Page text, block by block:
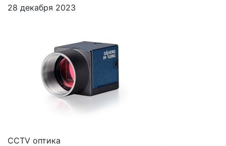
28 декабря 2023
CCTV оптика